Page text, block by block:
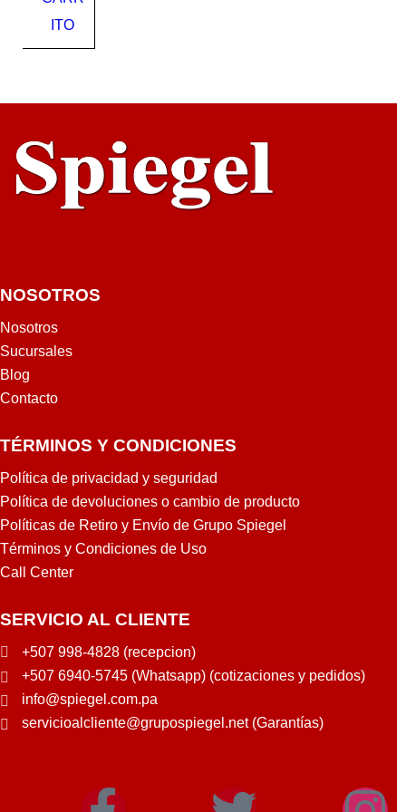
551
ITO
NOSOTROS
Nosotros
Sucursales
Blog
Contacto
TÉRMINOS Y CONDICIONES
Política de privacidad y seguridad
Política de devoluciones o cambio de producto
Políticas de Retiro y Envío de Grupo Spiegel
Términos y Condiciones de Uso
Call Center
SERVICIO AL CLIENTE
+507 998-4828 (recepcion)
+507 6940-5745 (Whatsapp) (cotizaciones y pedidos)
info@spiegel.com.pa
servicioalcliente@grupospiegel.net (Garantías)